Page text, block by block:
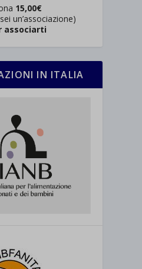
15,00€
un’associazione)
associarti
IN ITALIA